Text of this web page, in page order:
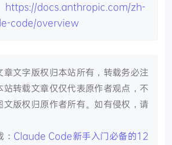
https://docs.anthropic.com/zh-
code/overview
章文字版权归本站所有，转载务必注
站转载文章仅仅代表原作者观点，不
文版权归原作者所有。如有侵权，请
Claude Code新手入门必备的12